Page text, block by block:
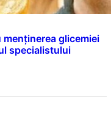
glicemiei
specialistului